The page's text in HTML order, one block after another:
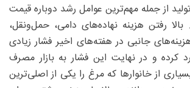
از جمله مهم‌ترین عوامل رشد دوباره قیمت
رفتن هزینه نهاده‌های دامی، حمل‌ونقل،
جانبی در هفته‌های اخیر فشار زیادی
کرده و در نهایت این فشار به بازار مصرف
از خانوارها که مرغ را یکی از اصلی‌ترین